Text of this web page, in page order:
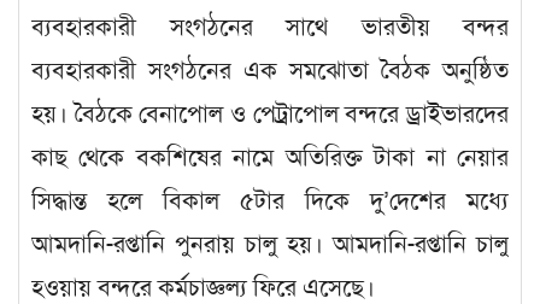
ব্যবহারকারী সংগঠনের সাথে ভারতীয় বন্দর
ব্যবহারকারী সংগঠনের এক সমঝোতা বৈঠক অনুষ্ঠিত
হয়। বৈঠকে বেনাপোল ও পেট্রাপোল বন্দরে ড্রাইভারদের
কাছ থেকে বকশিষের নামে অতিরিক্ত টাকা না নেয়ার
সিদ্ধান্ত হলে বিকাল ৫টার দিকে দু’দেশের মধ্যে
আমদানি-রপ্তানি পুনরায় চালু হয়। আমদানি-রপ্তানি চালু
হওয়ায় বন্দরে কর্মচাজ্ঞল্য ফিরে এসেছে।